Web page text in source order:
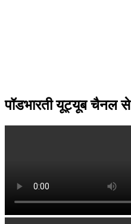
पॉडभारती यूट्यूब चैनल से